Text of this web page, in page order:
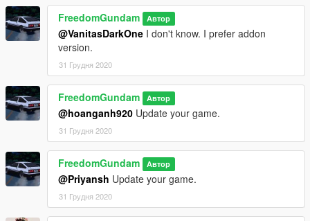
FreedomGundam Автор
@VanitasDarkOne I don't know. I prefer addon
version.
31 Грудня 2020
FreedomGundam Автор
@hoanganh920 Update your game.
31 Грудня 2020
FreedomGundam Автор
@Priyansh Update your game.
31 Грудня 2020